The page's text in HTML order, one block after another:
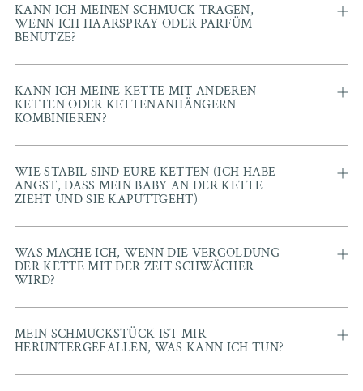
KANN ICH MEINEN SCHMUCK TRAGEN,
WENN ICH HAARSPRAY ODER PARFÜM
BENUTZE?
KANN ICH MEINE KETTE MIT ANDEREN
KETTEN ODER KETTENANHÄNGERN
KOMBINIEREN?
WIE STABIL SIND EURE KETTEN (ICH HABE
ANGST, DASS MEIN BABY AN DER KETTE
ZIEHT UND SIE KAPUTTGEHT)
WAS MACHE ICH, WENN DIE VERGOLDUNG
DER KETTE MIT DER ZEIT SCHWÄCHER
WIRD?
MEIN SCHMUCKSTÜCK IST MIR
HERUNTERGEFALLEN, WAS KANN ICH TUN?